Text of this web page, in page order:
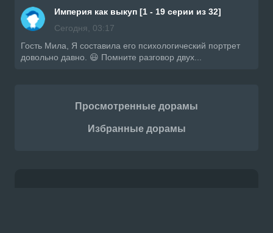
Империя как выкуп [1 - 19 серии из 32]
Сегодня, 03:17
Гость Мила, Я составила его психологический портрет
довольно давно. 😃 Помните разговор двух...
Просмотренные дорамы
Избранные дорамы